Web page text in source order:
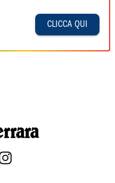
CLICCA QUI